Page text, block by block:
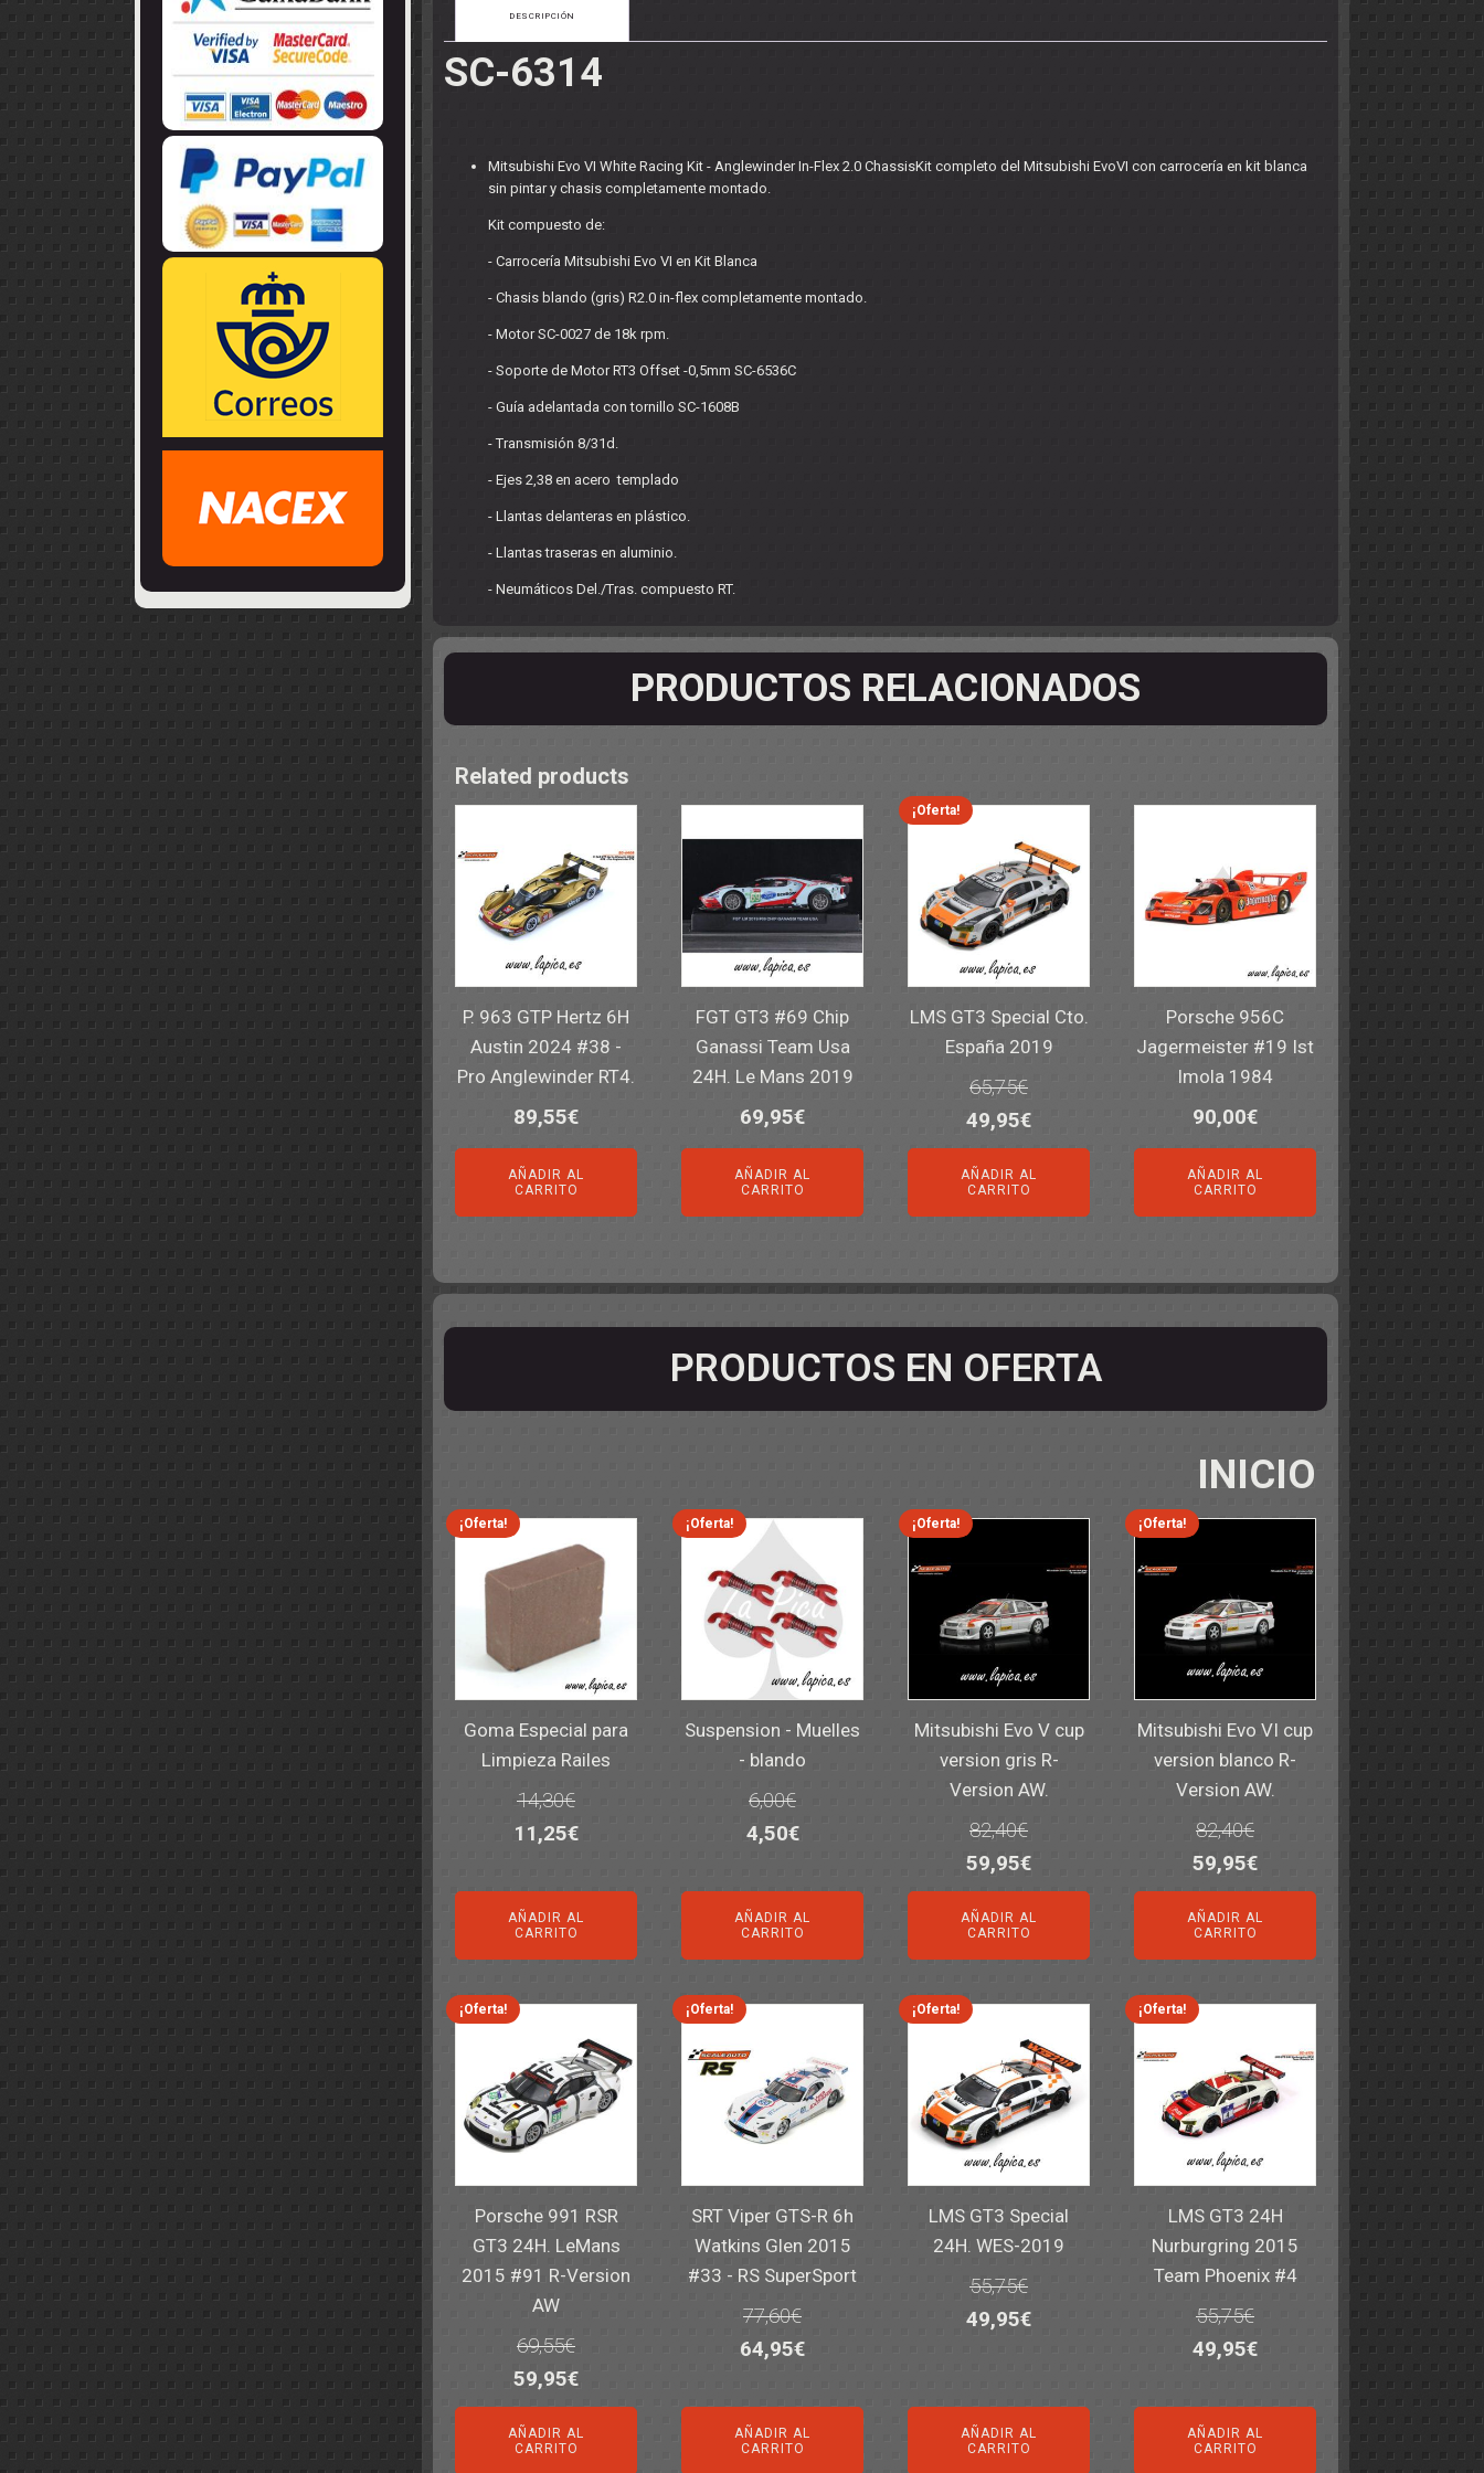
DESCRIPCIÓN
SC-6314
Mitsubishi Evo VI White Racing Kit - Anglewinder In-Flex 2.0 ChassisKit completo del Mitsubishi EvoVI con carrocería en kit blanca
sin pintar y chasis completamente montado.
Kit compuesto de:
- Carrocería Mitsubishi Evo VI en Kit Blanca
- Chasis blando (gris) R2.0 in-flex completamente montado.
- Motor SC-0027 de 18k rpm.
- Soporte de Motor RT3 Offset -0,5mm SC-6536C
- Guía adelantada con tornillo SC-1608B
- Transmisión 8/31d.
- Ejes 2,38 en acero templado
- Llantas delanteras en plástico.
- Llantas traseras en aluminio.
- Neumáticos Del./Tras. compuesto RT.
PRODUCTOS RELACIONADOS
Related products
P. 963 GTP Hertz 6H
Austin 2024 #38 -
Pro Anglewinder RT4.
89,55€
AÑADIR AL
CARRITO
FGT GT3 #69 Chip
Ganassi Team Usa
24H. Le Mans 2019
69,95€
AÑADIR AL
CARRITO
¡Oferta!
LMS GT3 Special Cto.
España 2019
65,75€
El
precio
original
era:
49,95€El
precio
actual
es:
AÑADIR AL
CARRITO
Porsche 956C
Jagermeister #19 Ist
Imola 1984
90,00€
AÑADIR AL
CARRITO
PRODUCTOS EN OFERTA
INICIO
¡Oferta!
Goma Especial para
Limpieza Railes
14,30€
El
original
era:
14,30€.
11,25€El
actual
11,25€.
AÑADIR AL
CARRITO
¡Oferta!
Suspension - Muelles
- blando
6,00€
El
original
era:
6,00€.
4,50€El
actual
es:
4,50€.
AÑADIR AL
CARRITO
¡Oferta!
Mitsubishi Evo V cup
version gris R-
Version AW.
82,40€
El
precio
original
era:
82,40€.
59,95€El
precio
actual
es:
AÑADIR AL
CARRITO
¡Oferta!
Mitsubishi Evo VI cup
version blanco R-
Version AW.
82,40€
El
precio
original
era:
82,40€.
59,95€El
precio
actual
es:
AÑADIR AL
CARRITO
¡Oferta!
Porsche 991 RSR
GT3 24H. LeMans
2015 #91 R-Version
AW
69,55€
El
precio
original
59,95€El
precio
actual
AÑADIR AL
CARRITO
¡Oferta!
SRT Viper GTS-R 6h
Watkins Glen 2015
#33 - RS SuperSport
77,60€
El
original
era:
64,95€El
actual
AÑADIR AL
CARRITO
¡Oferta!
LMS GT3 Special
24H. WES-2019
55,75€
El
55,75€.
49,95€El
AÑADIR AL
CARRITO
¡Oferta!
LMS GT3 24H
Nurburgring 2015
Team Phoenix #4
55,75€
El
original
era:
49,95€El
actual
AÑADIR AL
CARRITO